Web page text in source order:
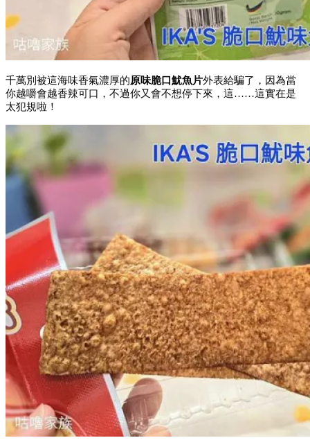
千萬別被這海味香氣濃厚的原味脆口魷魚片外表給騙了，因為當
你越嚼會越香辣可口，不過你又會不想停下來，這……這實在是
太犯規啦！